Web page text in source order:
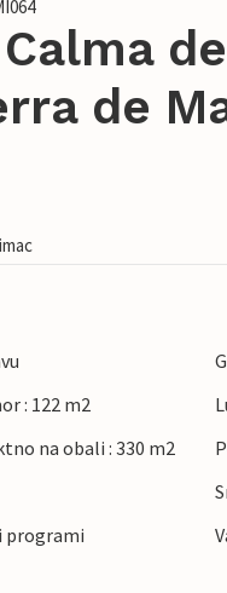
de
: 122 m2
na obali : 330 m2
programi